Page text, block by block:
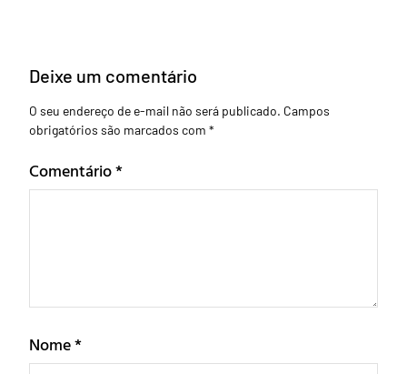
Deixe um comentário
O seu endereço de e-mail não será publicado. Campos
obrigatórios são marcados com *
Comentário*
Nome*